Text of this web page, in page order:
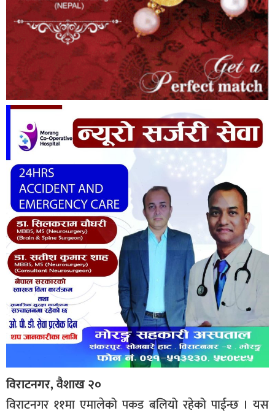
विराटनगर, वैशाख २०
विराटनगर ११मा एमालेको पकड बलियो रहेको पाईन्छ । यस